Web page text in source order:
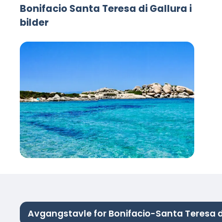
Bonifacio Santa Teresa di Gallura i
bilder
Avgangstavle for Bonifacio-Santa Teresa